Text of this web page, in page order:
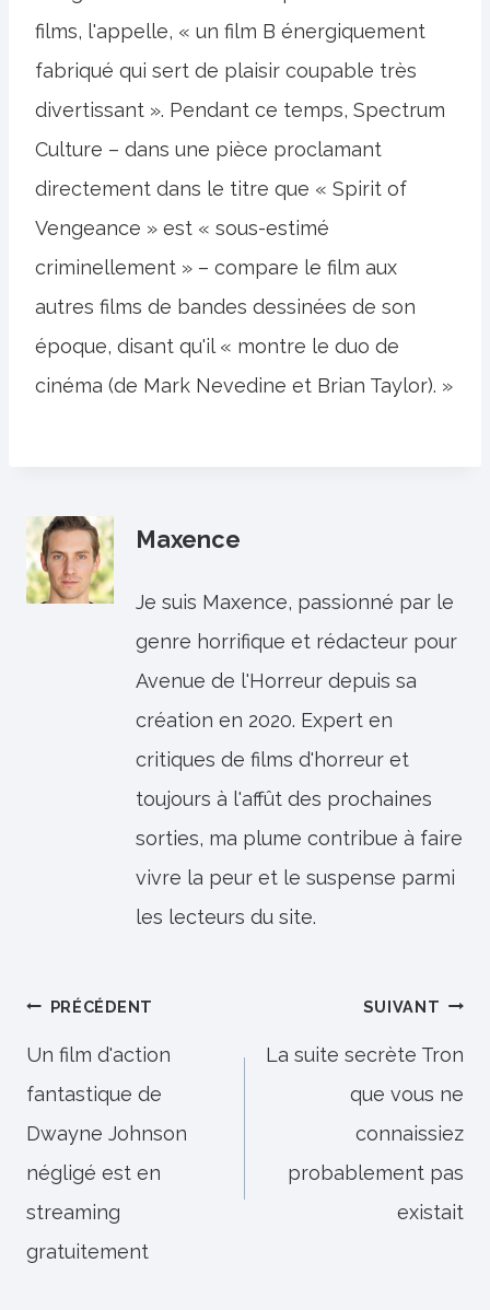
films, l'appelle, « un film B énergiquement
fabriqué qui sert de plaisir coupable très
divertissant ». Pendant ce temps, Spectrum
Culture – dans une pièce proclamant
directement dans le titre que « Spirit of
Vengeance » est « sous-estimé
criminellement » – compare le film aux
autres films de bandes dessinées de son
époque, disant qu'il « montre le duo de
cinéma (de Mark Nevedine et Brian Taylor). »
Maxence
Je suis Maxence, passionné par le
genre horrifique et rédacteur pour
Avenue de l'Horreur depuis sa
création en 2020. Expert en
critiques de films d'horreur et
toujours à l'affût des prochaines
sorties, ma plume contribue à faire
vivre la peur et le suspense parmi
les lecteurs du site.
Navigation
de
l’article
PRÉCÉDENT
Un film d'action
fantastique de
Dwayne Johnson
négligé est en
streaming
gratuitement
SUIVANT
La suite secrète Tron
que vous ne
connaissiez
probablement pas
existait